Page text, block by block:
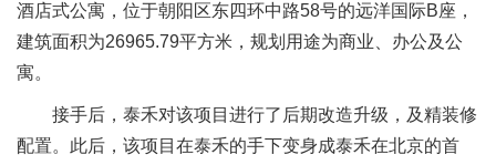
酒店式公寓，位于朝阳区东四环中路58号的远洋国际B座，
建筑面积为26965.79平方米，规划用途为商业、办公及公
寓。
接手后，泰禾对该项目进行了后期改造升级，及精装修
配置。此后，该项目在泰禾的手下变身成泰禾在北京的首